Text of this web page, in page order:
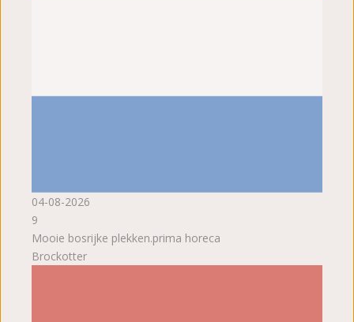
04-08-2026
9
Mooie bosrijke plekken.prima horeca
Brockotter